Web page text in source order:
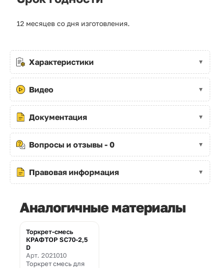
12 месяцев со дня изготовления.
Характеристики
Видео
Документация
Вопросы и отзывы - 0
Правовая информация
Аналогичные материалы
Торкрет-смесь
КРАФТОР SC70-2,5
D
Арт. 2021010
Торкрет смесь для